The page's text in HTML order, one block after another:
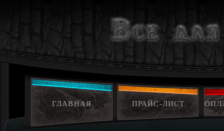
ГЛАВНАЯ ПРАЙС-ЛИСТ